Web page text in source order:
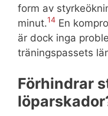
form av
minut.14 En
är dock inga
träningspassets
Förhindrar